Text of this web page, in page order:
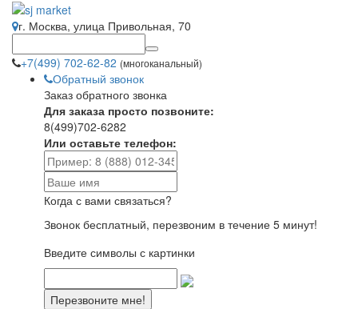
г. Москва, улица Привольная, 70
+7(499) 702-62-82 (многоканальный)
Обратный звонок
Заказ обратного звонка
Для заказа просто позвоните:
8(499)702-6282
Или оставьте телефон:
Когда с вами связаться?
Звонок бесплатный, перезвоним в течение 5 минут!
Введите символы с картинки